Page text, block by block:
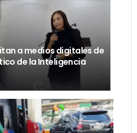
a medios digitales de
de la Inteligencia